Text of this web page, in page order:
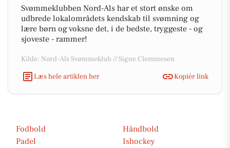
Svømmeklubben Nord-Als har et stort ønske om
udbrede lokalområdets kendskab til svømning og
lære børn og voksne det, i de bedste, tryggeste - og
sjoveste - rammer!
Kilde: Nord-Als Svømmeklub // Signe Clemmesen
Læs hele artiklen her
Kopiér link
Fodbold
Håndbold
Padel
Ishockey